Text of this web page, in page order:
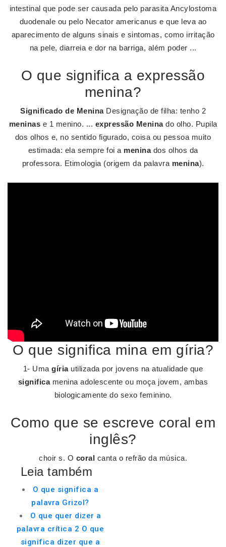
intestinal que pode ser causada pelo parasita Ancylostoma
duodenale ou pelo Necator americanus e que leva ao
aparecimento de alguns sinais e sintomas, como irritação
na pele, diarreia e dor na barriga, além poder ...
O que significa a expressão
menina?
Significado de MeninaDesignação de filha: tenho 2
meninas e 1 menino. ... expressão Meninado olho. Pupila
dos olhos e, no sentido figurado, coisa ou pessoa muito
estimada: ela sempre foi a meninados olhos da
professora. Etimologia (origem da palavra menina).
O que significa mina em gíria?
1- Umagíriautilizada por jovens na atualidade que
significamenina adolescente ou moça jovem, ambas
biologicamente do sexo feminino.
Como que se escreve coral em
inglês?
choir s. O coral canta o refrão da música.
Leia também
O que significa a
palavra Grizol?
O que quer dizer a
palavra crítica 2 O que
significa dizer que a